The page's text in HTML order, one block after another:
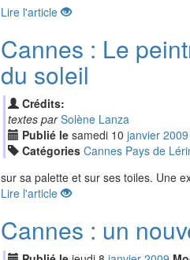
Lire l'article
Cannes : Le
du soleil
Crédits:
textes par Solène Lanza
Publié le samedi 10 janvier 2009
Catégories Cannes Pays de
sur sa palette et sur ses toiles. Une
Lire l'article
Cannes : un